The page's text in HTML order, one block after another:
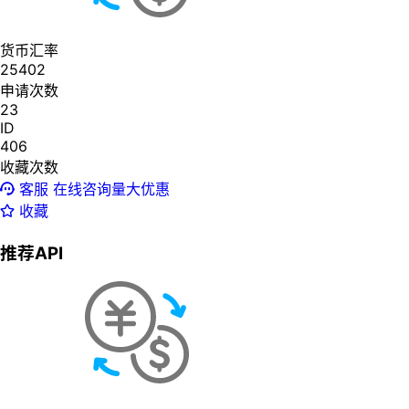
货币汇率
25402
申请次数
23
ID
406
收藏次数
客服 在线咨询量大优惠
收藏
推荐API